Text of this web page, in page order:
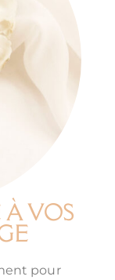
VOS
pour